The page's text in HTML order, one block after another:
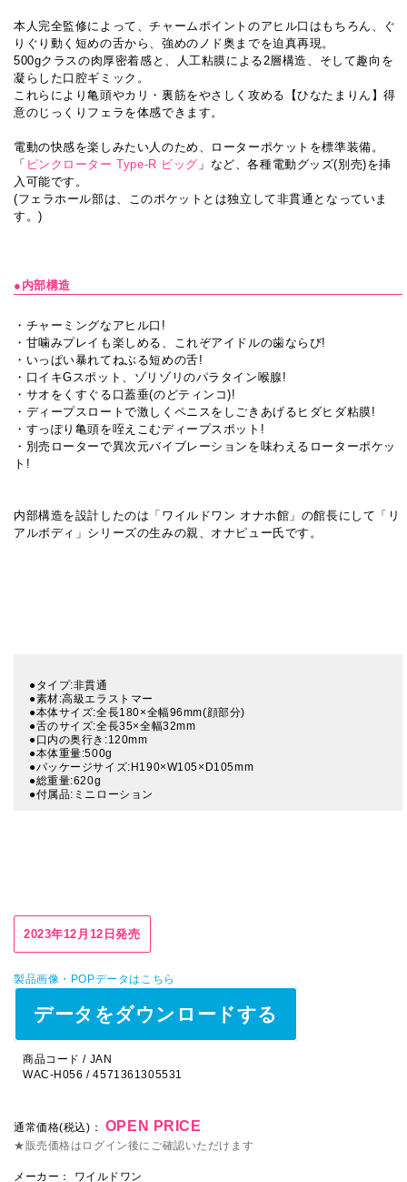
本人完全監修によって、チャームポイントのアヒル口はもちろん、ぐ
りぐり動く短めの舌から、強めのノド奥までを迫真再現。
500gクラスの肉厚密着感と、人工粘膜による2層構造、そして趣向を
凝らした口腔ギミック。
これらにより亀頭やカリ・裏筋をやさしく攻める【ひなたまりん】得
意のじっくりフェラを体感できます。
電動の快感を楽しみたい人のため、ローターポケットを標準装備。
「 ピンクローター Type-R ビッグ 」など、各種電動グッズ(別売)を挿
入可能です。
(フェラホール部は、このポケットとは独立して非貫通となっていま
す。)
●内部構造
・チャーミングなアヒル口!
・甘噛みプレイも楽しめる、これぞアイドルの歯ならび!
・いっぱい暴れてねぶる短めの舌!
・口イキGスポット、ゾリゾリのパラタイン喉腺!
・サオをくすぐる口蓋垂(のどティンコ)!
・ディープスロートで激しくペニスをしごきあげるヒダヒダ粘膜!
・すっぽり亀頭を咥えこむディープスポット!
・別売ローターで異次元バイブレーションを味わえるローターポケッ
ト!
内部構造を設計したのは「ワイルドワン オナホ館」の館長にして「リ
アルボディ」シリーズの生みの親、オナピュー氏です。
●タイプ:非貫通
●素材:高級エラストマー
●本体サイズ:全長180×全幅96mm(顔部分)
●舌のサイズ:全長35×全幅32mm
●口内の奥行き:120mm
●本体重量:500g
●パッケージサイズ:H190×W105×D105mm
●総重量:620g
●付属品:ミニローション
2023年12月12日発売
製品画像・POPデータはこちら
データをダウンロードする
商品コード / JAN
WAC-H056 / 4571361305531
通常価格(税込)： OPEN PRICE
★販売価格はログイン後にご確認いただけます
メーカー： ワイルドワン